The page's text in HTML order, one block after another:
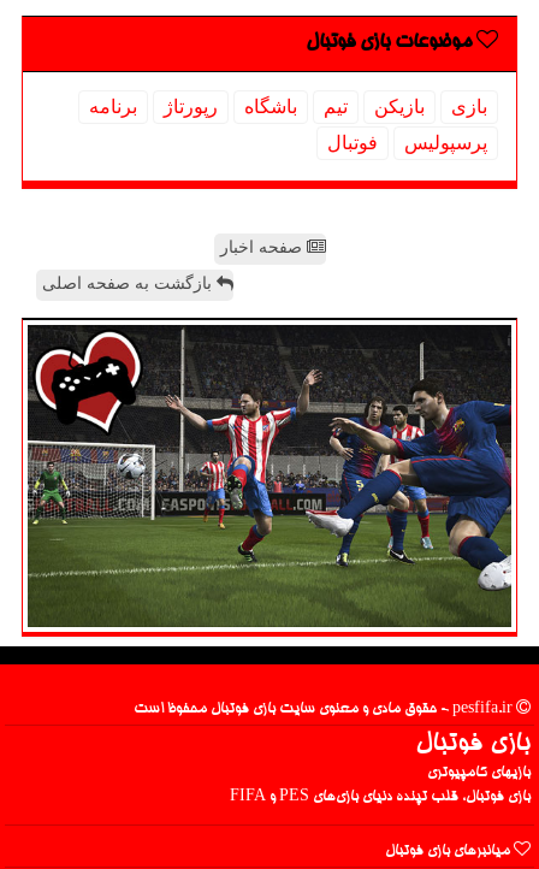
موضوعات بازی فوتبال
بازی بازیكن تیم باشگاه رپورتاژ
برنامه
پرسپولیس
فوتبال
صفحه اخبار
بازگشت به صفحه اصلی
بازی فوتبال
بازیهای کامپیوتری
بازی فوتبال، قلب تپنده دنیای بازی‌های PES و FIFA
میانبرهای بازی فوتبال